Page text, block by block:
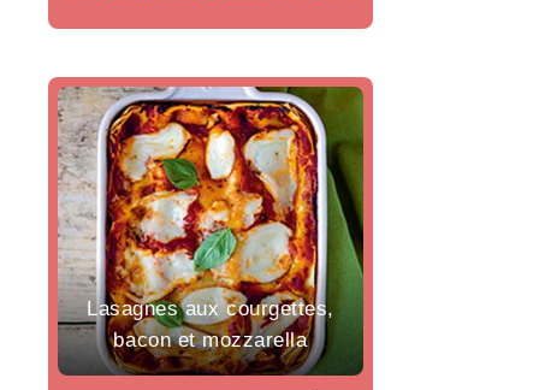
Lasagnes aux courgettes,
bacon et mozzarella